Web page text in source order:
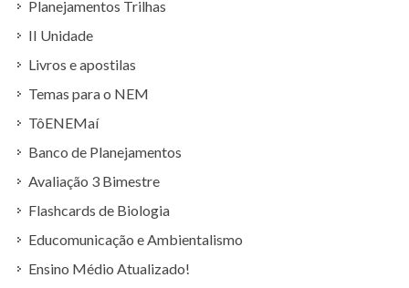
Planejamentos Trilhas
II Unidade
Livros e apostilas
Temas para o NEM
TôENEMaí
Banco de Planejamentos
Avaliação 3 Bimestre
Flashcards de Biologia
Educomunicação e Ambientalismo
Ensino Médio Atualizado!